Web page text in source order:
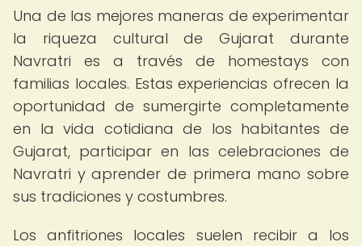
Una de las mejores maneras de experimentar
la riqueza cultural de Gujarat durante
Navratri es a través de homestays con
familias locales. Estas experiencias ofrecen la
oportunidad de sumergirte completamente
en la vida cotidiana de los habitantes de
Gujarat, participar en las celebraciones de
Navratri y aprender de primera mano sobre
sus tradiciones y costumbres.
Los anfitriones locales suelen recibir a los